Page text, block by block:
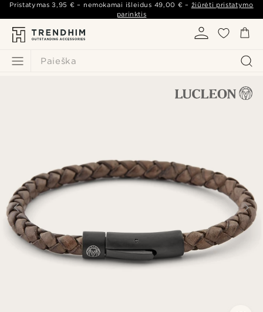
Paieška
Pristatymas3,95 € – nemokamai išleidus 49,00 € – žiūrėti pristatymo
parinktis